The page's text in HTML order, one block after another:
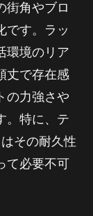
街角やブロ
です。ラッ
環境のリア
丈で存在感
の力強さや
。特に、テ
その耐久性
て必要不可